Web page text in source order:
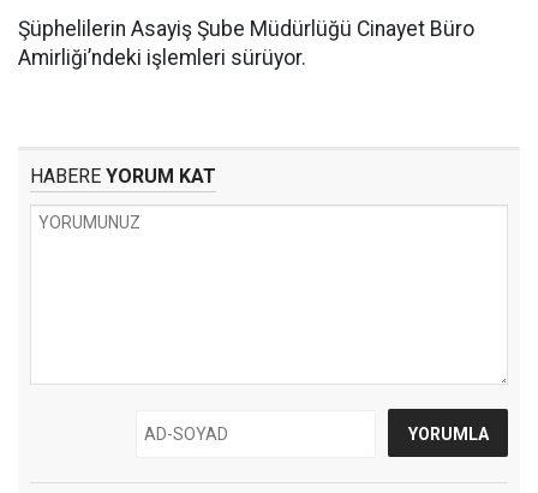
Şüphelilerin Asayiş Şube Müdürlüğü Cinayet Büro
Amirliği’ndeki işlemleri sürüyor.
HABERE YORUM KAT